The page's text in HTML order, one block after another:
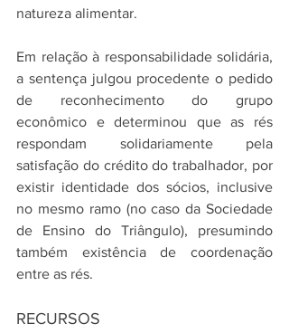
natureza alimentar.
Em relação à responsabilidade solidária,
a sentença julgou procedente o pedido
de reconhecimento do grupo
econômico e determinou que as rés
respondam solidariamente pela
satisfação do crédito do trabalhador, por
existir identidade dos sócios, inclusive
no mesmo ramo (no caso da Sociedade
de Ensino do Triângulo), presumindo
também existência de coordenação
entre as rés.
RECURSOS